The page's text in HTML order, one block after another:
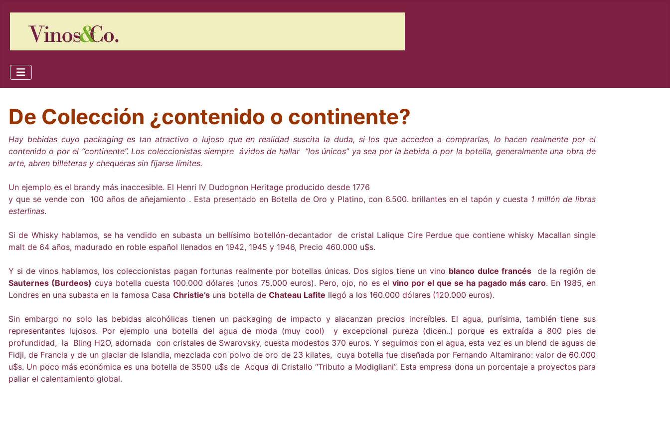
De Colección ¿contenido o continente?
Hay bebidas cuyo packaging es tan atractivo o lujoso que en realidad suscita la duda, si los que acceden a comprarlas, lo hacen realmente por el
contenido o por el “continente”. Los coleccionistas siempre ávidos de hallar “los únicos” ya sea por la bebida o por la botella, generalmente una obra de
arte, abren billeteras y chequeras sin fijarse límites.
Un ejemplo es el brandy más inaccesible. El Henri IV Dudognon Heritage producido desde 1776
y que se vende con 100 años de añejamiento . Esta presentado en Botella de Oro y Platino, con 6.500. brillantes en el tapón y cuesta 1 millón de libras
esterlinas.
Si de Whisky hablamos, se ha vendido en subasta un bellísimo botellón-decantador de cristal Lalique Cire Perdue que contiene whisky Macallan single
malt de 64 años, madurado en roble español llenados en 1942, 1945 y 1946, Precio 460.000 u$s.
Y si de vinos hablamos, los coleccionistas pagan fortunas realmente por botellas únicas. Dos siglos tiene un vino blanco dulce francésde la región de
Sauternes (Burdeos) cuya botella cuesta 100.000 dólares (unos 75.000 euros). Pero, ojo, no es el vino por el que se ha pagado más caro. En 1985, en
Londres en una subasta en la famosa Casa Christie’s una botella de Chateau Lafite llegó a los 160.000 dólares (120.000 euros).
Sin embargo no solo las bebidas alcohólicas tienen un packaging de impacto y alacanzan precios increíbles. El agua, purísima, también tiene sus
representantes lujosos. Por ejemplo una botella del agua de moda (muy cool) y excepcional pureza (dicen..) porque es extraída a 800 pies de
profundidad, la Bling H2O, adornada con cristales de Swarovsky, cuesta modestos 370 euros. Y seguimos con el agua, esta vez es un blend de aguas de
Fidji, de Francia y de un glaciar de Islandia, mezclada con polvo de oro de 23 kilates, cuya botella fue diseñada por Fernando Altamirano: valor de 60.000
u$s. Un poco más económica es una botella de 3500 u$s de Acqua di Cristallo “Tributo a Modigliani”. Esta empresa dona un porcentaje a proyectos para
paliar el calentamiento global.